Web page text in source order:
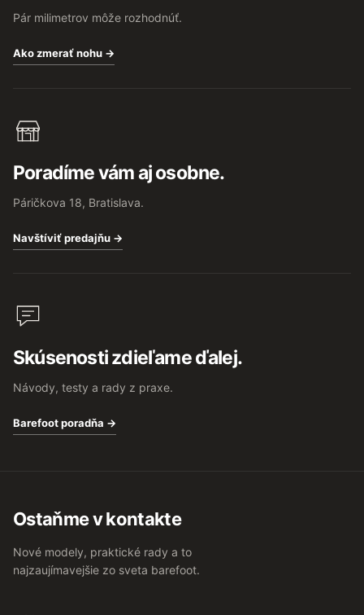
Pár milimetrov môže rozhodnúť.
Ako zmerať nohu →
Poradíme vám aj osobne.
Páričkova 18, Bratislava.
Navštíviť predajňu →
Skúsenosti zdieľame ďalej.
Návody, testy a rady z praxe.
Barefoot poradňa →
Ostaňme v kontakte
Nové modely, praktické rady a to
najzaujímavejšie zo sveta barefoot.